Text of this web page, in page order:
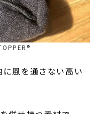
風を通さない高い